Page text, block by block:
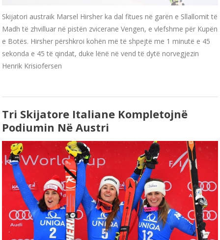
Skijatori austraik Marsel Hirsher ka dal fitues në garën e Sllallomit të
Madh të zhvilluar në pistën zvicerane Vengen, e vlefshme për Kupën
e Botës. Hirsher përshkroi kohën më të shpejtë me 1 minutë e 45
sekonda e 45 të qindat, duke lënë në vend të dytë norvegjezin
Henrik Krisiofersen
Tri Skijatore Italiane Kompletojnë
Podiumin Në Austri